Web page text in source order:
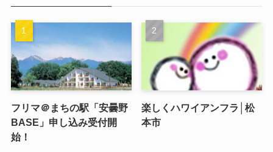
フリマ＠まちの駅「安曇野
BASE」申し込み受付開
始！
楽しくハワイアンフラ│松
本市